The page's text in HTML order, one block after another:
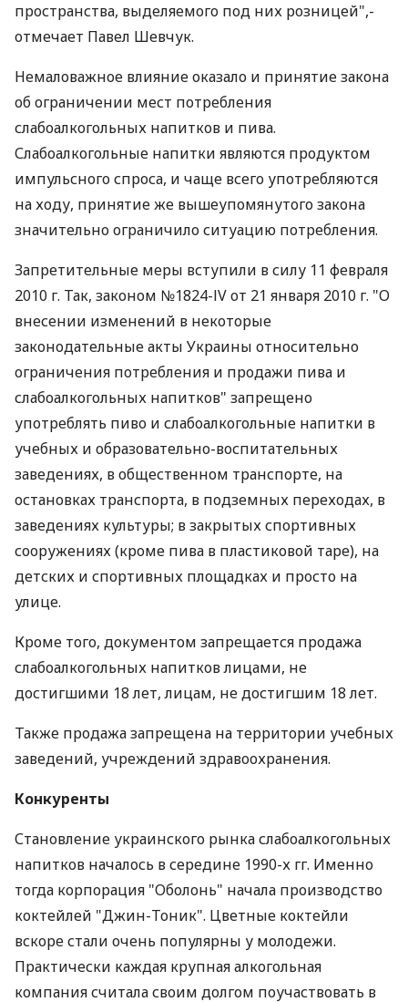
пространства, выделяемого под них розницей",-
отмечает Павел Шевчук.
Немаловажное влияние оказало и принятие закона
об ограничении мест потребления
слабоалкогольных напитков и пива.
Слабоалкогольные напитки являются продуктом
импульсного спроса, и чаще всего употребляются
на ходу, принятие же вышеупомянутого закона
значительно ограничило ситуацию потребления.
Запретительные меры вступили в силу 11 февраля
2010 г. Так, законом №1824-ІV от 21 января 2010 г. "О
внесении изменений в некоторые
законодательные акты Украины относительно
ограничения потребления и продажи пива и
слабоалкогольных напитков" запрещено
употреблять пиво и слабоалкогольные напитки в
учебных и образовательно-воспитательных
заведениях, в общественном транспорте, на
остановках транспорта, в подземных переходах, в
заведениях культуры; в закрытых спортивных
сооружениях (кроме пива в пластиковой таре), на
детских и спортивных площадках и просто на
улице.
Кроме того, документом запрещается продажа
слабоалкогольных напитков лицами, не
достигшими 18 лет, лицам, не достигшим 18 лет.
Также продажа запрещена на территории учебных
заведений, учреждений здравоохранения.
Конкуренты
Становление украинского рынка слабоалкогольных
напитков началось в середине 1990-х гг. Именно
тогда корпорация "Оболонь" начала производство
коктейлей "Джин-Тоник". Цветные коктейли
вскоре стали очень популярны у молодежи.
Практически каждая крупная алкогольная
компания считала своим долгом поучаствовать в